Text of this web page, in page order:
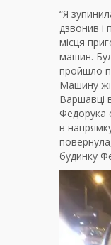
“Я
дзвонив і
місця
машин.
пройшло
Машину
Варшавці
Федорука
в
будинку